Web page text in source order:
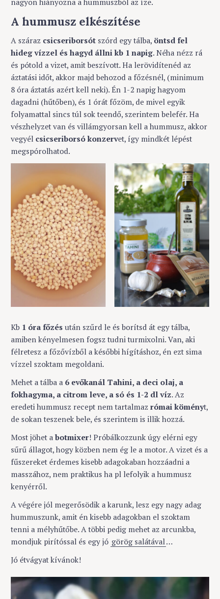
nagyon hiányozna a hummuszból az íze.
A hummusz elkészítése
A száraz csicseriborsót szórd egy tálba, öntsd fel
hideg vízzel és hagyd állni kb 1 napig. Néha nézz rá
és pótold a vizet, amit beszívott. Ha lerövidítenéd az
áztatási időt, akkor majd behozod a főzésnél, (minimum
8 óra áztatás azért kell neki). Én 1-2 napig hagyom
dagadni (hűtőben), és 1 órát főzöm, de mivel egyik
folyamattal sincs túl sok teendő, szerintem belefér. Ha
vészhelyzet van és villámgyorsan kell a hummusz, akkor
vegyél csicseriborsó konzervet, így mindkét lépést
megspórolhatod.
Kb 1 óra főzés után szűrd le és borítsd át egy tálba,
amiben kényelmesen fogsz tudni turmixolni. Van, aki
félretesz a főzővízből a későbbi hígításhoz, én ezt sima
vízzel szoktam megoldani.
Mehet a tálba a 6 evőkanál Tahini, a deci olaj, a
fokhagyma, a citrom leve, a só és 1-2 dl víz. Az
eredeti hummusz recept nem tartalmaz római köményt,
de sokan teszenek bele, és szerintem is illik hozzá.
Most jöhet a botmixer! Próbálkozzunk úgy elérni egy
sűrű állagot, hogy közben nem ég le a motor. A vizet és a
fűszereket érdemes kisebb adagokaban hozzáadni a
masszához, nem praktikus ha pl lefolyik a hummusz
kenyérről.
A végére jól megerősödik a karunk, lesz egy nagy adag
hummuszunk, amit én kisebb adagokban el szoktam
tenni a mélyhűtőbe. A többi pedig mehet az arcunkba,
mondjuk pirítóssal és egy jó görög salátával …
Jó étvágyat kívánok!